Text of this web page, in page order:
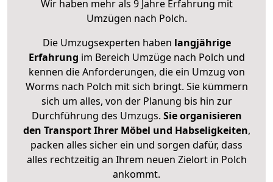
Wir haben mehr als 9 Jahre Erfahrung mit
Umzügen nach Polch.
Die Umzugsexperten haben langjährige
Erfahrung im Bereich Umzüge nach Polch und
kennen die Anforderungen, die ein Umzug von
Worms nach Polch mit sich bringt. Sie kümmern
sich um alles, von der Planung bis hin zur
Durchführung des Umzugs. Sie organisieren
den Transport Ihrer Möbel und Habseligkeiten,
packen alles sicher ein und sorgen dafür, dass
alles rechtzeitig an Ihrem neuen Zielort in Polch
ankommt.